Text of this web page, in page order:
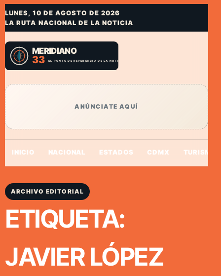
LUNES, 10 DE AGOSTO DE 2026
LA RUTA NACIONAL DE LA NOTICIA
ANÚNCIATE AQUÍ
INICIO NACIONAL ESTADOS CDMX TURISMO
ARCHIVO EDITORIAL
ETIQUETA:
JAVIER LÓPEZ